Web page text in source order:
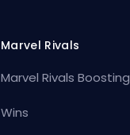
Marvel Rivals
Marvel Rivals Boosting
Wins